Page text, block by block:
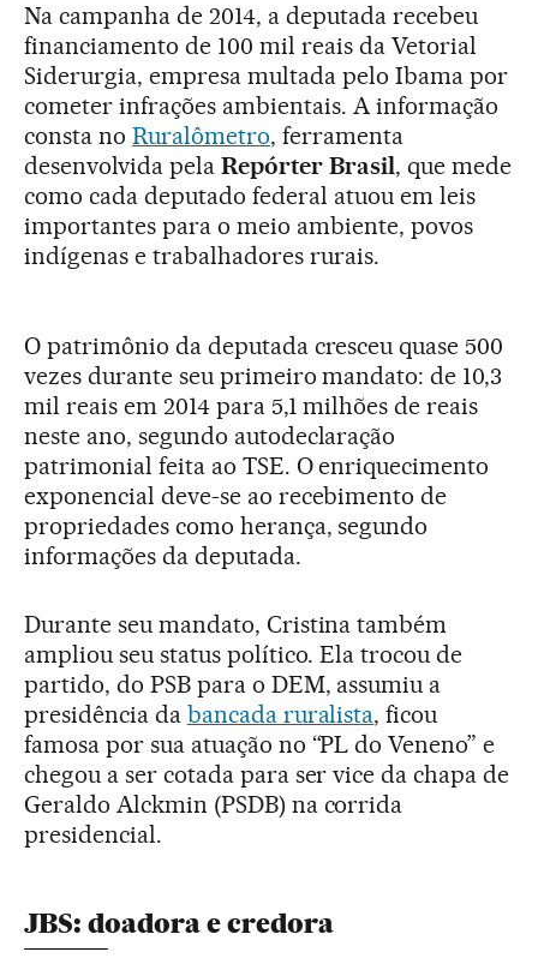
Na campanha de 2014, a deputada recebeu
financiamento de 100 mil reais da Vetorial
Siderurgia, empresa multada pelo Ibama por
cometer infrações ambientais. A informação
consta no Ruralômetro, ferramenta
desenvolvida pela Repórter Brasil, que mede
como cada deputado federal atuou em leis
importantes para o meio ambiente, povos
indígenas e trabalhadores rurais.
O patrimônio da deputada cresceu quase 500
vezes durante seu primeiro mandato: de 10,3
mil reais em 2014 para 5,1 milhões de reais
neste ano, segundo autodeclaração
patrimonial feita ao TSE. O enriquecimento
exponencial deve-se ao recebimento de
propriedades como herança, segundo
informações da deputada.
Durante seu mandato, Cristina também
ampliou seu status político. Ela trocou de
partido, do PSB para o DEM, assumiu a
presidência da bancada ruralista, ficou
famosa por sua atuação no “PL do Veneno” e
chegou a ser cotada para ser vice da chapa de
Geraldo Alckmin (PSDB) na corrida
presidencial.
JBS: doadora e credora